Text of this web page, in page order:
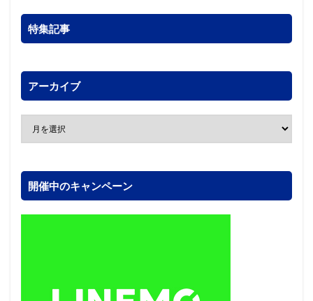
特集記事
アーカイブ
開催中のキャンペーン